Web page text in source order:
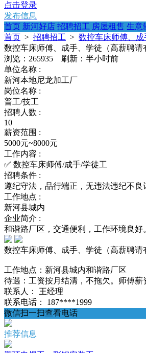
点击登录
发布信息
首页 新河好店 招聘招工 房屋租售 生意
首页 > 招聘招工 > 数控车床师傅、
数控车床师傅、成手、学徒（高薪聘请
浏览：265935 刷新： 半小时前
单位名称 :
新河本地尼龙加工厂
岗位名称 :
普工/技工
招聘人数 :
10
薪资范围 :
5000元~8000元
工作内容 :
✅ 数控车床师傅/成手/学徒工
招聘条件 :
遵纪守法，品行端正，无违法违纪不良
工作地点 :
新河县城内
企业简介 :
和谐路厂区，交通便利，工作环境良好
数控车床师傅、成手、学徒（高薪聘请
工作地点：新河县城内和谐路厂区
待遇：工资按月结清，不拖欠。师傅薪
联系人：
王经理
联系电话：
187****1999
微信扫一扫查看电话
推荐信息